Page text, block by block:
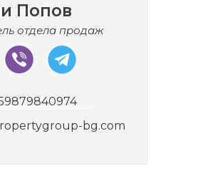
Попов
отдела продаж
bg.com